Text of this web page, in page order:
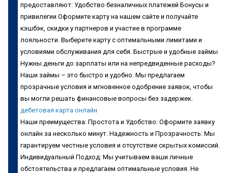
предоставляют: Удобство безналичных платежей Бонусы и
привилегии Оформите карту на нашем сайте и получайте
кэшбэк, скидки у партнеров и участие в программе
лояльности. Выберите карту с оптимальными лимитами и
условиями обслуживания для себя. Быстрые и удобные займы
Нужны деньги до зарплаты или на непредвиденные расходы?
Наши займы – это быстро и удобно. Мы предлагаем
прозрачные условия и мгновенное одобрение заявок, чтобы
вы могли решать финансовые вопросы без задержек.
дебетовая карта онлайн
Наши преимущества: Простота и Удобство: Оформите заявку
онлайн за несколько минут. Надежность и Прозрачность: Мы
гарантируем честные условия и отсутствие скрытых комиссий.
Индивидуальный Подход: Мы учитываем ваши личные
обстоятельства и предлагаем оптимальные условия. Не